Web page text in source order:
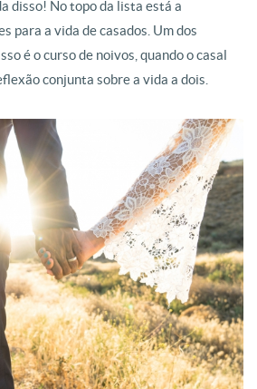
disso! No topo da lista está a
para a vida de casados. Um dos
é o curso de noivos, quando o casal
conjunta sobre a vida a dois.